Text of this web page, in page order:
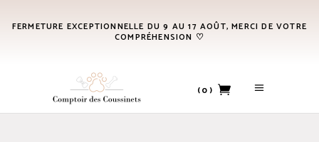
FERMETURE EXCEPTIONNELLE DU 9 AU 17 AOÛT, MERCI DE VOTRE
COMPRÉHENSION ♡
(0)